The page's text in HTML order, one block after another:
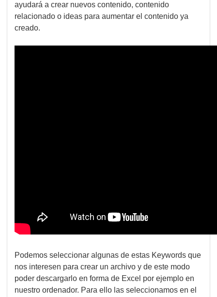
ayudará a crear nuevos contenido, contenido
relacionado o ideas para aumentar el contenido ya
creado.
Podemos seleccionar algunas de estas Keywords que
nos interesen para crear un archivo y de este modo
poder descargarlo en forma de Excel por ejemplo en
nuestro ordenador. Para ello las seleccionamos en el